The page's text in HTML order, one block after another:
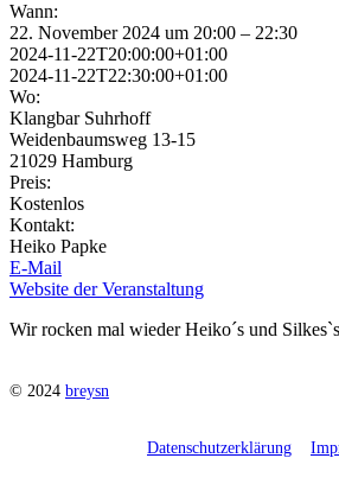
Wann:
22. November 2024 um 20:00 – 22:30
2024-11-22T20:00:00+01:00
2024-11-22T22:30:00+01:00
Wo:
Klangbar Suhrhoff
Weidenbaumsweg 13-15
21029 Hamburg
Preis:
Kostenlos
Kontakt:
Heiko Papke
E-Mail
Website der Veranstaltung
Wir rocken mal wieder Heiko´s und
© 2024 breysn
Datenschutzerklärung